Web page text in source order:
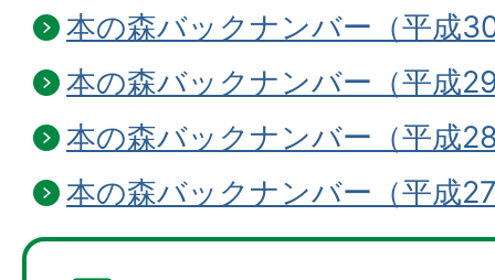
本の森バックナンバー（平成
本の森バックナンバー（平成
本の森バックナンバー（平成
本の森バックナンバー（平成